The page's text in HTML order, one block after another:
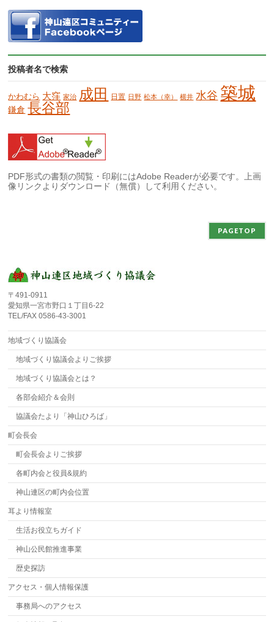
投稿者名で検索
かわむら 大窪 家治 成田 日置 日野 松本（幸） 横井 水谷 築城
鎌倉 長谷部
PDF形式の書類の閲覧・印刷にはAdobe Readerが必要です。上画
像リンクよりダウンロード（無償）して利用ください。
PAGETOP
〒491-0911
愛知県一宮市野口１丁目6-22
TEL/FAX 0586-43-3001
地域づくり協議会
地域づくり協議会よりご挨拶
地域づくり協議会とは？
各部会紹介＆会則
協議会たより「神山ひろば」
町会長会
町会長会よりご挨拶
各町内会と役員&規約
神山連区の町内会位置
耳より情報室
生活お役立ちガイド
神山公民館推進事業
歴史探訪
アクセス・個人情報保護
事務局へのアクセス